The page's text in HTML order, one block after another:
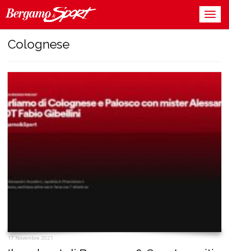
Colognese
17 Novembre 2021